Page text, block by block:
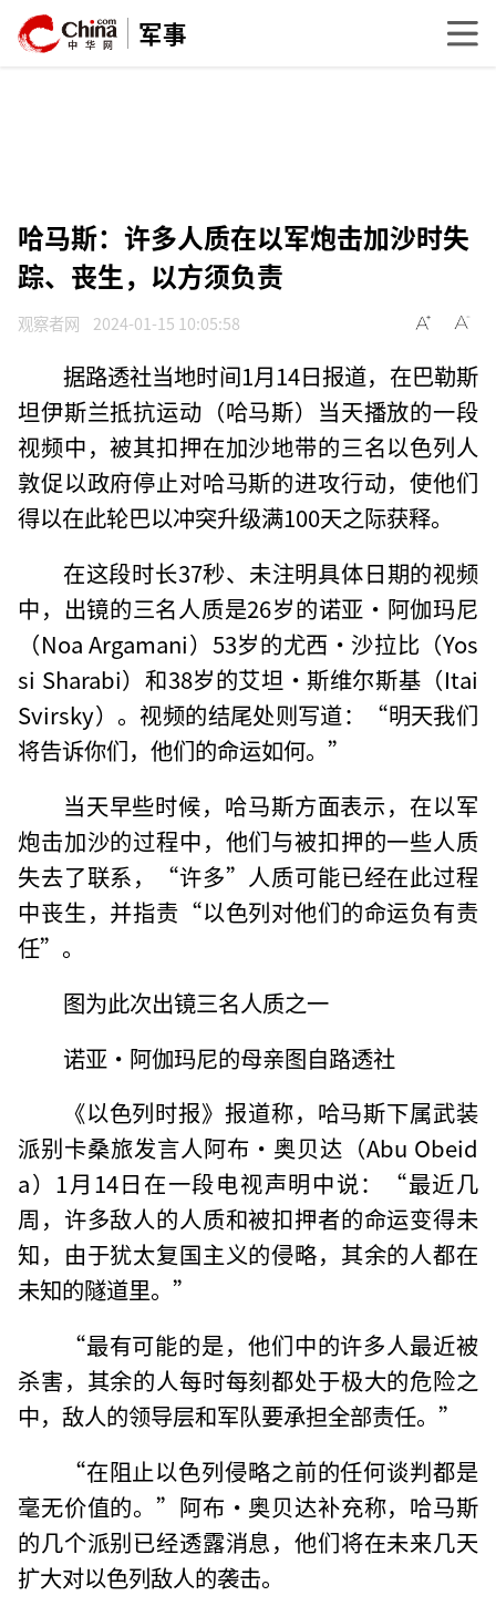
军事
哈马斯：许多人质在以军炮击加沙时失
踪、丧生，以方须负责
观察者网 2024-01-15 10:05:58
据路透社当地时间1月14日报道，在巴勒斯
坦伊斯兰抵抗运动（哈马斯）当天播放的一段
视频中，被其扣押在加沙地带的三名以色列人
敦促以政府停止对哈马斯的进攻行动，使他们
得以在此轮巴以冲突升级满100天之际获释。
在这段时长37秒、未注明具体日期的视频
中，出镜的三名人质是26岁的诺亚·阿伽玛尼
（Noa Argamani）53岁的尤西·沙拉比（Yos
si Sharabi）和38岁的艾坦·斯维尔斯基（Itai
Svirsky）。视频的结尾处则写道：“明天我们
将告诉你们，他们的命运如何。”
当天早些时候，哈马斯方面表示，在以军
炮击加沙的过程中，他们与被扣押的一些人质
失去了联系，“许多”人质可能已经在此过程
中丧生，并指责“以色列对他们的命运负有责
任”。
图为此次出镜三名人质之一
诺亚·阿伽玛尼的母亲图自路透社
《以色列时报》报道称，哈马斯下属武装
派别卡桑旅发言人阿布·奥贝达（Abu Obeid
a）1月14日在一段电视声明中说：“最近几
周，许多敌人的人质和被扣押者的命运变得未
知，由于犹太复国主义的侵略，其余的人都在
未知的隧道里。”
“最有可能的是，他们中的许多人最近被
杀害，其余的人每时每刻都处于极大的危险之
中，敌人的领导层和军队要承担全部责任。”
“在阻止以色列侵略之前的任何谈判都是
毫无价值的。”阿布·奥贝达补充称，哈马斯
的几个派别已经透露消息，他们将在未来几天
扩大对以色列敌人的袭击。